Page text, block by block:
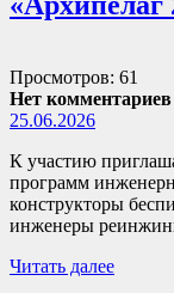
Просмотров: 61
Нет комментариев
25.06.2026
К участию
программ
конструкторы
инженеры
Читать далее